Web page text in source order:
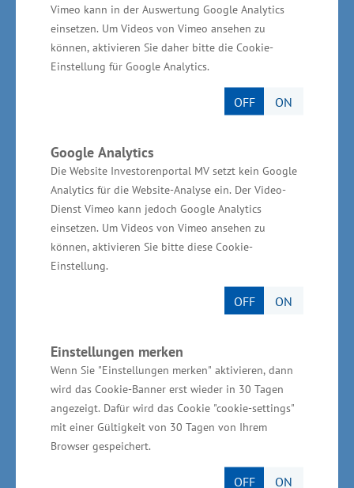
Vimeo kann in der Auswertung Google Analytics
einsetzen. Um Videos von Vimeo ansehen zu
können, aktivieren Sie daher bitte die Cookie-
Einstellung für Google Analytics.
OFF ON
Google Analytics
Die Website Investorenportal MV setzt kein Google
Analytics für die Website-Analyse ein. Der Video-
Dienst Vimeo kann jedoch Google Analytics
einsetzen. Um Videos von Vimeo ansehen zu
können, aktivieren Sie bitte diese Cookie-
Einstellung.
OFF ON
Einstellungen merken
Wenn Sie "Einstellungen merken" aktivieren, dann
wird das Cookie-Banner erst wieder in 30 Tagen
angezeigt. Dafür wird das Cookie "cookie-settings"
mit einer Gültigkeit von 30 Tagen von Ihrem
Browser gespeichert.
OFF ON
Bedeutung. Die Tendenz zeigt weiter nach oben.
Klar ist aber auch, dass wir unsere
Anstrengungen ausbauen müssen, um das
Handelsniveau weiter zu steigern“, sagte Glawe.
Im ersten Halbjahr 2018 betrug der
Amtes mit der Schweiz 139 Millionen Euro. Die
wichtigsten Exportgüter waren medizinische
Geräte und orthopädische Vorrichtungen, Eisen-,
Blech- und Metallwaren sowie Kaffee. Die
wichtigsten Importgüter waren medizinische
Geräte und orthopädische Vorrichtungen, Eisen-,
Blech- und Metallwaren sowie Pumpen und
Das Investorentreffen wurde von der
Wirtschaftsfördergesellschaft des Landes Invest
in M-V in Zusammenarbeit mit der Deutschen